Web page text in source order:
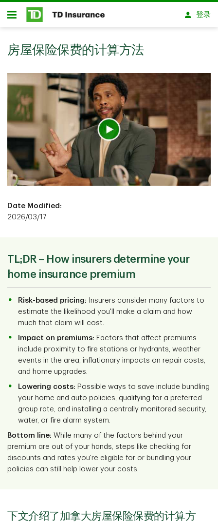
跳转到主要内容
开放式房屋贷款
登录
房屋保险保费的计算方法
Date Modified:
2026/03/17
TL;DR – How insurers determine your
home insurance premium
Risk-based pricing: Insurers consider many factors to
estimate the likelihood you'll make a claim and how
much that claim will cost.
Impact on premiums: Factors that affect premiums
include proximity to fire stations or hydrants, weather
events in the area, inflationary impacts on repair costs,
and home upgrades.
Lowering costs: Possible ways to save include bundling
your home and auto policies, qualifying for a preferred
group rate, and installing a centrally monitored security,
water, or fire alarm system.
Bottom line: While many of the factors behind your
premium are out of your hands, steps like checking for
discounts and rates you're eligible for or bundling your
policies can still help lower your costs.
下文介绍了加拿大房屋保险保费的计算方